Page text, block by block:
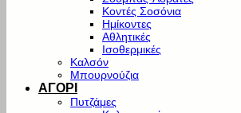
Κοντές Σοσόνια
Ημίκοντες
Αθλητικές
Ισοθερμικές
Καλσόν
Μπουρνούζια
ΑΓΟΡΙ
Πυτζάμες